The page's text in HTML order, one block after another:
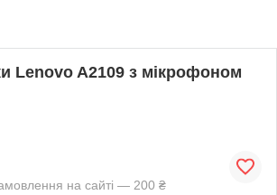
Lenovo A2109 з мікрофоном
на сайті — 200 ₴